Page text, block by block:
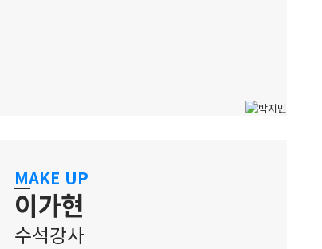
보장된 실력으로
MAKE UP
이가현
수석강사